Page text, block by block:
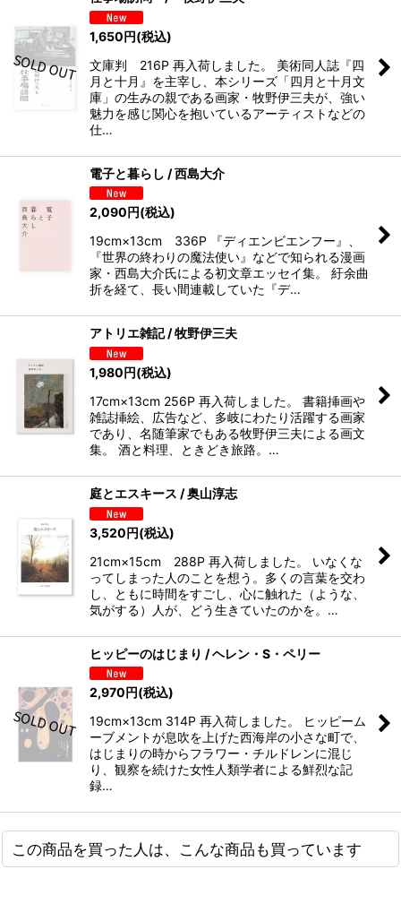
1,650円(税込)
文庫判 216P 再入荷しました。 美術同人誌『四
月と十月』を主宰し、本シリーズ「四月と十月文
庫」の生みの親である画家・牧野伊三夫が、強い
魅力を感じ関心を抱いているアーティストなどの
仕…
電子と暮らし / 西島大介
2,090円(税込)
19cm×13cm 336P 『ディエンビエンフー』、
『世界の終わりの魔法使い』などで知られる漫画
家・西島大介氏による初文章エッセイ集。 紆余曲
折を経て、長い間連載していた『デ…
アトリエ雑記 / 牧野伊三夫
1,980円(税込)
17cm×13cm 256P 再入荷しました。 書籍挿画や
雑誌挿絵、広告など、多岐にわたり活躍する画家
であり、名随筆家でもある牧野伊三夫による画文
集。 酒と料理、ときどき旅路。…
庭とエスキース / 奥山淳志
3,520円(税込)
21cm×15cm 288P 再入荷しました。 いなくな
ってしまった人のことを想う。多くの言葉を交わ
し、ともに時間をすごし、心に触れた（ような、
気がする）人が、どう生きていたのかを。 …
ヒッピーのはじまり / ヘレン・S・ペリー
2,970円(税込)
19cm×13cm 314P 再入荷しました。 ヒッピーム
ーブメントが息吹を上げた西海岸の小さな町で、
はじまりの時からフラワー・チルドレンに混じ
り、観察を続けた女性人類学者による鮮烈な記
録…
この商品を買った人は、こんな商品も買っています